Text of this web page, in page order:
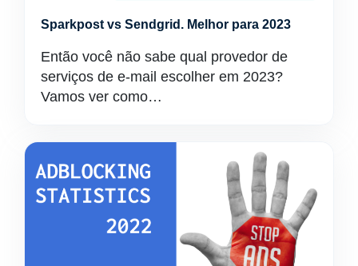
Sparkpost vs Sendgrid. Melhor para 2023
Então você não sabe qual provedor de
serviços de e-mail escolher em 2023?
Vamos ver como…